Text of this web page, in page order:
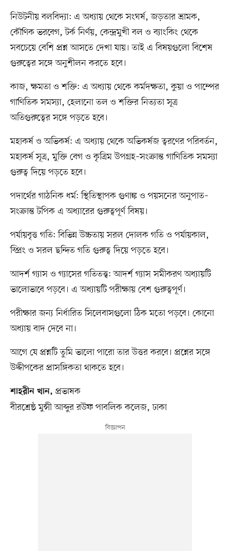
নিউটনীয় বলবিদ্যা: এ অধ্যায় থেকে সংঘর্ষ, জড়তার ভ্রামক,
কৌণিক ভরবেগ, টর্ক নির্ণয়, কেন্দ্রমুখী বল ও ব্যাংকিং থেকে
সবচেয়ে বেশি প্রশ্ন আসতে দেখা যায়। তাই এ বিষয়গুলো বিশেষ
গুরুত্বের সঙ্গে অনুশীলন করতে হবে।
কাজ, ক্ষমতা ও শক্তি: এ অধ্যায় থেকে কর্মদক্ষতা, কুয়া ও পাম্পের
গাণিতিক সমস্যা, হেলানো তল ও শক্তির নিত্যতা সূত্র
অতিগুরুত্বের সঙ্গে পড়তে হবে।
মহাকর্ষ ও অভিকর্ষ: এ অধ্যায় থেকে অভিকর্ষজ ত্বরণের পরিবর্তন,
মহাকর্ষ সূত্র, মুক্তি বেগ ও কৃত্রিম উপগ্রহ–সংক্রান্ত গাণিতিক সমস্যা
গুরুত্ব দিয়ে পড়তে হবে।
পদার্থের গাঠনিক ধর্ম: স্থিতিস্থাপক গুণাঙ্ক ও পয়সনের অনুপাত–
সংক্রান্ত টপিক এ অধ্যারের গুরুত্বপূর্ণ বিষয়।
পর্যায়বৃত্ত গতি: বিভিন্ন উচ্চতায় সরল দোলক গতি ও পর্যায়কাল,
স্প্রিং ও সরল ছন্দিত গতি গুরুত্ব দিয়ে পড়তে হবে।
আদর্শ গ্যাস ও গ্যাসের গতিতত্ত্ব: আদর্শ গ্যাস সমীকরণ অধ্যায়টি
ভালোভাবে পড়বে। এ অধ্যায়টি পরীক্ষায় বেশ গুরুত্বপূর্ণ।
পরীক্ষার জন্য নির্ধারিত সিলেবাসগুলো ঠিক মতো পড়বে। কোনো
অধ্যায় বাদ দেবে না।
আগে যে প্রশ্নটি তুমি ভালো পারো তার উত্তর করবে। প্রশ্নের সঙ্গে
উদ্দীপকের প্রাসঙ্গিকতা থাকতে হবে।
শাহরীন খান,প্রভাষক
বীরশ্রেষ্ঠ মুন্সী আব্দুর রউফ পাবলিক কলেজ, ঢাকা